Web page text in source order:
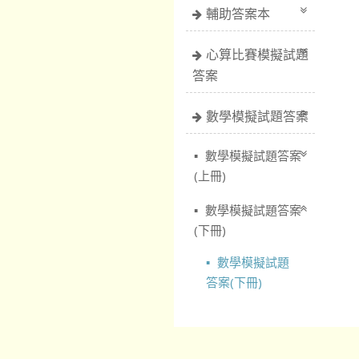
輔助答案本
心算比賽模擬試題
答案
數學模擬試題答案
數學模擬試題答案
(上冊)
數學模擬試題答案
(下冊)
數學模擬試題
答案(下冊)